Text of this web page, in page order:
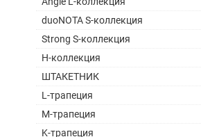
duoNOTA S-коллекция
Strong S-коллекция
H-коллекция
ШТАКЕТНИК
L-трапеция
M-трапеция
K-трапеция